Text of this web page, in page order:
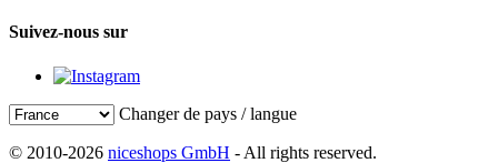
Suivez-nous sur
Changer de pays / langue
© 2010-2026 niceshops GmbH - All rights reserved.